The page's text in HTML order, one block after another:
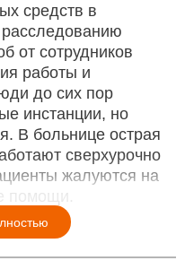
средств в
от сотрудников
работы и
до сих пор
инстанции, но
В больнице острая
сверхурочно
жалуются на
помощи.